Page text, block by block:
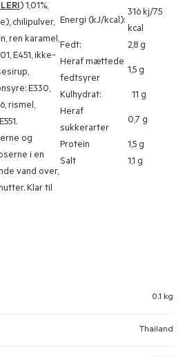
) 1,01%,
chilipulver,
ren karamel,
E451, ikke-
E330,
rismel,
og
i en
vand over,
Klar til
Energi (kJ/kcal):
316 kj/75
kcal
Fedt:
2,8 g
Heraf mættede
fedtsyrer
1,5 g
Kulhydrat:
11 g
Heraf
sukkerarter
0,7 g
Protein
1,5 g
Salt
1,1 g
0,1 kg
Thailand